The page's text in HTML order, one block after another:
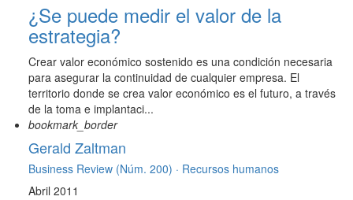
¿Se puede medir el valor de la
estrategia?
Crear valor económico sostenido es una condición necesaria
para asegurar la continuidad de cualquier empresa. El
territorio donde se crea valor económico es el futuro, a través
de la toma e implantaci...
bookmark_border
Gerald Zaltman
Business Review (Núm. 200) · Recursos humanos
Abril 2011